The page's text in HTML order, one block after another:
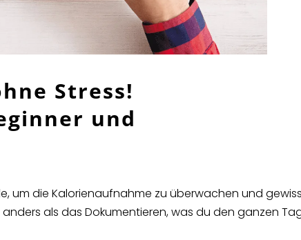
Stress!
und
um die Kalorienaufnahme zu überwachen und
als das Dokumentieren, was du den ganzen